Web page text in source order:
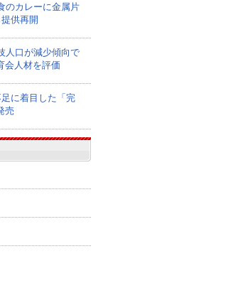
のカレーに金属片
供再開
人口が減少傾向で
会人材を評価
に着目した「完
売